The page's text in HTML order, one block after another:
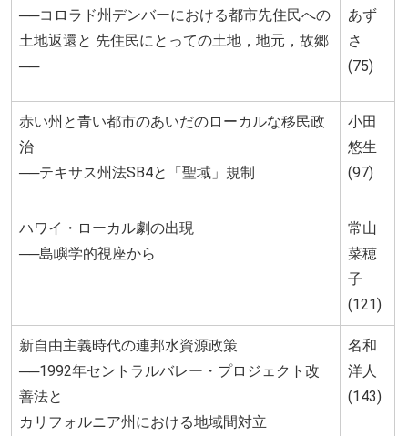
──コロラド州デンバーにおける都市先住民への
土地返還と 先住民にとっての土地，地元，故郷
──
あず
さ
(75)
赤い州と青い都市のあいだのローカルな移民政
治
──テキサス州法SB4と「聖域」規制
小田
悠生
(97)
ハワイ・ローカル劇の出現
──島嶼学的視座から
常山
菜穂
子
(121)
新自由主義時代の連邦水資源政策
──1992年セントラルバレー・プロジェクト改
善法と
カリフォルニア州における地域間対立
名和
洋人
(143)